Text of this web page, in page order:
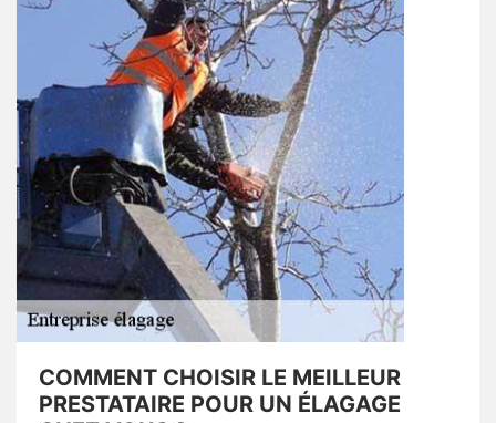
COMMENT CHOISIR LE MEILLEUR
PRESTATAIRE POUR UN ÉLAGAGE